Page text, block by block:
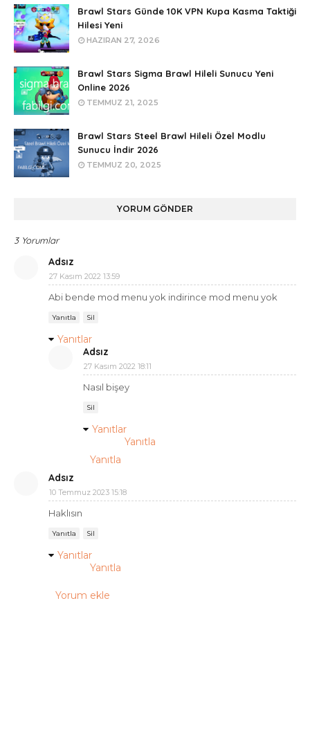
Brawl Stars Günde 10K VPN Kupa Kasma Taktiği
Hilesi Yeni
HAZIRAN 27, 2026
Brawl Stars Sigma Brawl Hileli Sunucu Yeni
Online 2026
TEMMUZ 21, 2025
Brawl Stars Steel Brawl Hileli Özel Modlu
Sunucu İndir 2026
TEMMUZ 20, 2025
YORUM GÖNDER
3 Yorumlar
Adsız
27 Kasım 2022 13:59
Abi bende mod menu yok indirince mod menu yok
Yanıtla Sil
Yanıtlar
Adsız
27 Kasım 2022 18:11
Nasıl bişey
Sil
Yanıtlar
Yanıtla
Yanıtla
Adsız
10 Temmuz 2023 15:18
Haklısın
Yanıtla Sil
Yanıtlar
Yanıtla
Yorum ekle